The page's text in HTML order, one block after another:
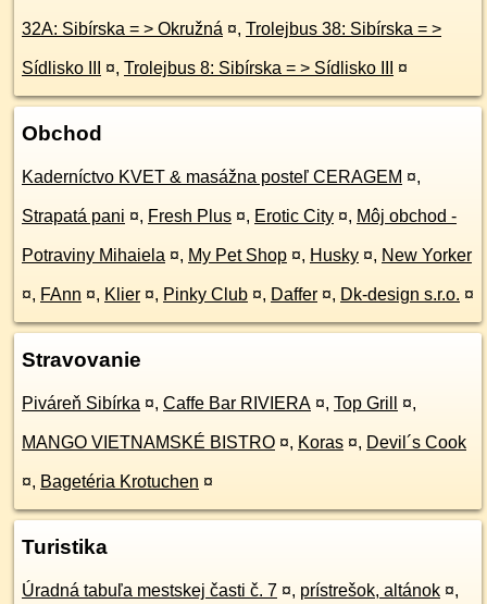
32A: Sibírska = > Okružná ¤, Trolejbus 38: Sibírska = >
Sídlisko III ¤, Trolejbus 8: Sibírska = > Sídlisko III ¤
Obchod
Kaderníctvo KVET & masážna posteľ CERAGEM ¤,
Strapatá pani ¤, Fresh Plus ¤, Erotic City ¤, Môj obchod -
Potraviny Mihaiela ¤, My Pet Shop ¤, Husky ¤, New Yorker
¤, FAnn ¤, Klier ¤, Pinky Club ¤, Daffer ¤, Dk-design s.r.o. ¤
Stravovanie
Piváreň Sibírka ¤, Caffe Bar RIVIERA ¤, Top Grill ¤,
MANGO VIETNAMSKÉ BISTRO ¤, Koras ¤, Devil´s Cook
¤, Bagetéria Krotuchen ¤
Turistika
Úradná tabuľa mestskej časti č. 7 ¤, prístrešok, altánok ¤,